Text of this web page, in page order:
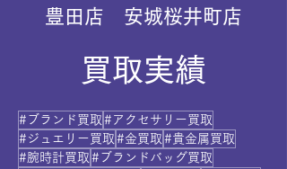
豊田店 安城桜井町店
買取実績
#ブランド買取 #アクセサリー買取
#ジュエリー買取 #金買取 #貴金属買取
#腕時計買取 #ブランドバッグ買取